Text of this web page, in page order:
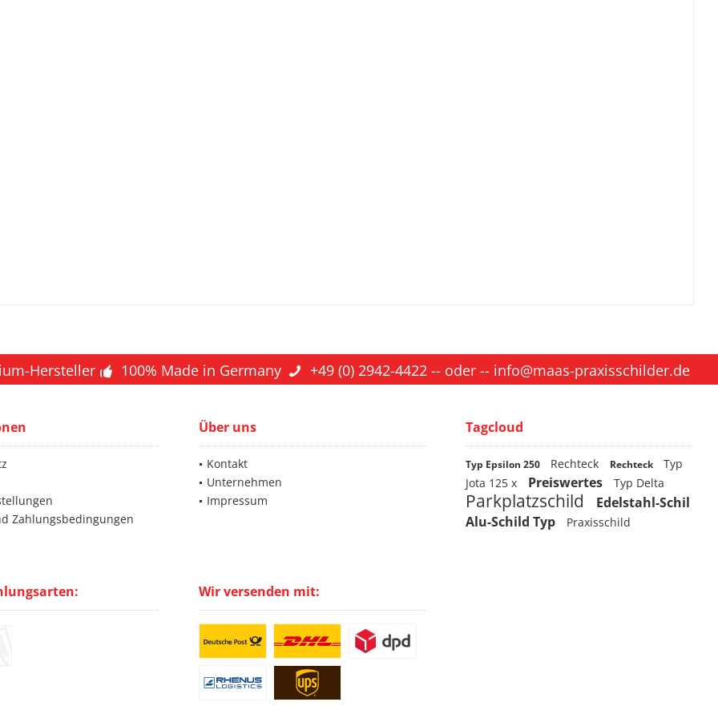
Hersteller 100% Made in Germany +49 (0) 2942-4422 -- oder -- info@maas-praxisschilder.de
Zahlungsbedingungen
Über uns
Kontakt
Unternehmen
Impressum
Tagcloud
Typ Epsilon 250 Rechteck Rechteck
Typ
Jota 125 x
Preiswertes Typ Delta
Parkplatzschild
Edelstahl-Schil
Alu-Schild Typ
Praxisschild
Wir versenden mit: